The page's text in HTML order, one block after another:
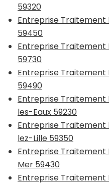
59320
Entreprise Traitement
59450
Entreprise Traitement
59730
Entreprise Traitement
59490
Entreprise Traitement
les-Eaux 59230
Entreprise Traitement
lez-Lille 59350
Entreprise Traitement
Mer 59430
Entreprise Traitement